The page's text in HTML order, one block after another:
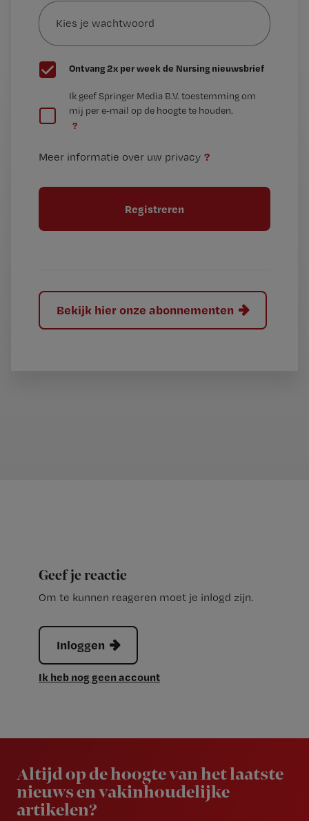
je
wachtwoord
G
e
t
Ontvang 2x per week de Nursing nieuwsbrief
e
t
l
Ik geef Springer Media B.V. toestemming om
mij per e-mail op de hoogte te houden.
?
Meer informatie over uw privacy ?
Bekijk hier onze abonnementen
Geef je reactie
Om te kunnen reageren moet je inlogd zijn.
Inloggen
Ik heb nog geen account
Altijd op de hoogte van het laatste
nieuws en vakinhoudelijke
artikelen?